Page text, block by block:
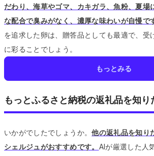
だわり、海草やゴマ、カキガラ、魚粉、夏場
な配合で臭みがなく、濃厚な味わいが自慢で
を追求した卵は、贈答品としても最適で、受
に彩ることでしょう。
もっとみる
もっとふるさと納税の返礼品を知り
いかがでしたでしょうか。他の返礼品を知り
シェルジュがおすすめです。 AIが厳選した人